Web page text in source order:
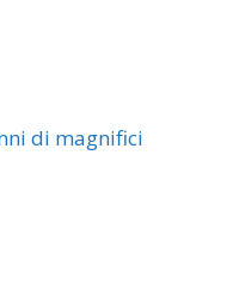
di magnifici